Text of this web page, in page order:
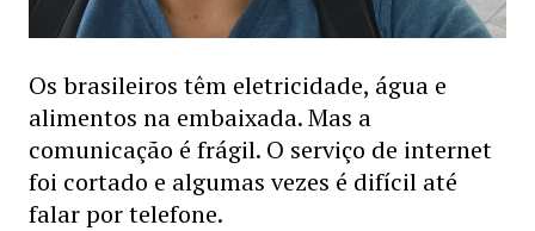
Os brasileiros têm eletricidade, água e
alimentos na embaixada. Mas a
comunicação é frágil. O serviço de internet
foi cortado e algumas vezes é difícil até
falar por telefone.